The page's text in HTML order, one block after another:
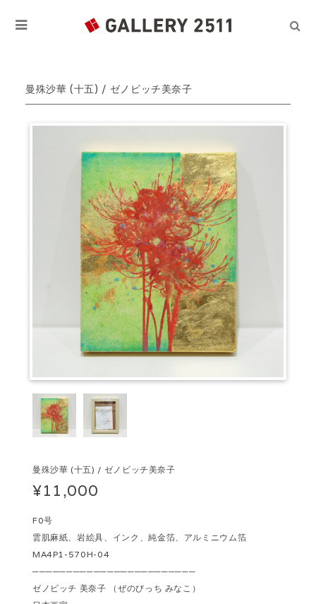
曼殊沙華 (十五) / ゼノビッチ美奈子
曼殊沙華 (十五) / ゼノビッチ美奈子
¥11,000
F0号
雲肌麻紙、岩絵具、インク、純金箔、アルミニウム箔
MA4P1-570H-04
────────────────────────
ゼノビッチ 美奈子 （ぜのびっち みなこ）